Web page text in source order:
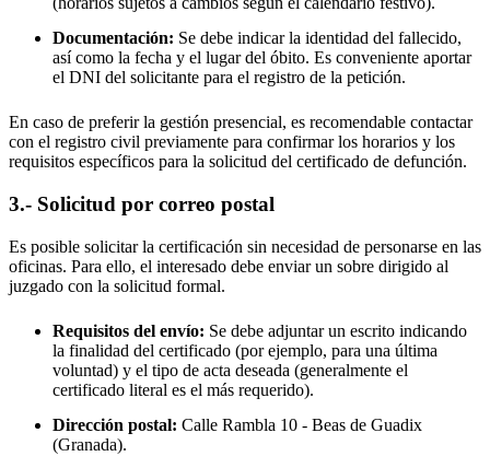
Documentación: Se debe indicar la identidad del fallecido,
así como la fecha y el lugar del óbito. Es conveniente aportar
el DNI del solicitante para el registro de la petición.
En caso de preferir la gestión presencial, es recomendable contactar
con el registro civil previamente para confirmar los horarios y los
requisitos específicos para la solicitud del certificado de defunción.
3.- Solicitud por correo postal
Es posible solicitar la certificación sin necesidad de personarse en las
oficinas. Para ello, el interesado debe enviar un sobre dirigido al
juzgado con la solicitud formal.
Requisitos del envío: Se debe adjuntar un escrito indicando
la finalidad del certificado (por ejemplo, para una última
voluntad) y el tipo de acta deseada (generalmente el
certificado literal es el más requerido).
Dirección postal: Calle Rambla 10 - Beas de Guadix
(Granada).